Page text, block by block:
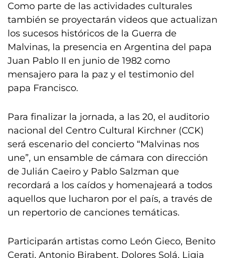
Como parte de las actividades culturales
también se proyectarán videos que actualizan
los sucesos históricos de la Guerra de
Malvinas, la presencia en Argentina del papa
Juan Pablo II en junio de 1982 como
mensajero para la paz y el testimonio del
papa Francisco.
Para finalizar la jornada, a las 20, el auditorio
nacional del Centro Cultural Kirchner (CCK)
será escenario del concierto “Malvinas nos
une”, un ensamble de cámara con dirección
de Julián Caeiro y Pablo Salzman que
recordará a los caídos y homenajeará a todos
aquellos que lucharon por el país, a través de
un repertorio de canciones temáticas.
Participarán artistas como León Gieco, Benito
Cerati, Antonio Birabent, Dolores Solá, Ligia